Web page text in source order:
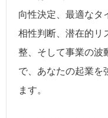
向性決定、最適なタ
相性判断、潜在的リ
整、そして事業の波
で、あなたの起業を
ます。